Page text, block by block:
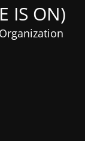
(Maintenance MODE IS ON)